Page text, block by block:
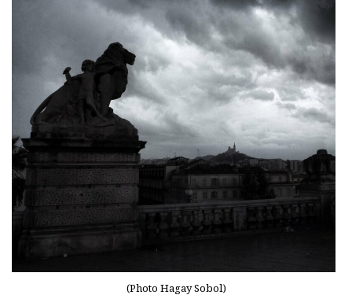
(Photo Hagay Sobol)